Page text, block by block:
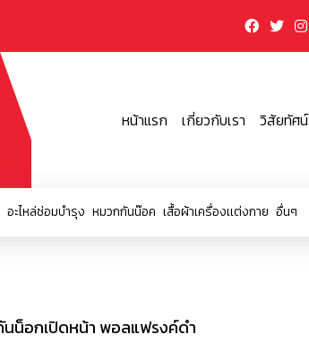
หน้าแรก เกี่ยวกับเรา วิสัยทัศน์
อะไหล่ซ่อมบำรุง หมวกกันน๊อค เสื้อผ้าเครื่องเเต่งกาย อื่นๆ
น็อกเปิดหน้า พอลแฟรงค์ดำ